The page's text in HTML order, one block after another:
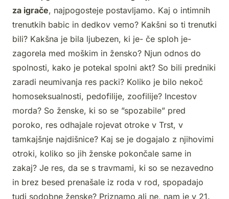
za igrače, najpogosteje postavljamo. Kaj o intimnih
trenutkih babic in dedkov vemo? Kakšni so ti trenutki
bili? Kakšna je bila ljubezen, ki je- če sploh je-
zagorela med moškim in žensko? Njun odnos do
spolnosti, kako je potekal spolni akt? So bili predniki
zaradi neumivanja res packi? Koliko je bilo nekoč
homoseksualnosti, pedofilije, zoofilije? Incestov
morda? So ženske, ki so se ”spozabile” pred
poroko, res odhajale rojevat otroke v Trst, v
tamkajšnje najdišnice? Kaj se je dogajalo z njihovimi
otroki, koliko so jih ženske pokončale same in
zakaj? Je res, da se s travmami, ki so se nezavedno
in brez besed prenašale iz roda v rod, spopadajo
tudi sodobne ženske? Priznamo ali ne, nam je v 21.